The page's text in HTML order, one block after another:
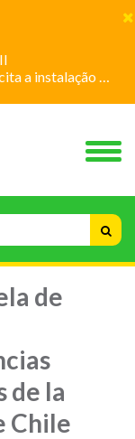
de aplicativos
de
de la
Chile